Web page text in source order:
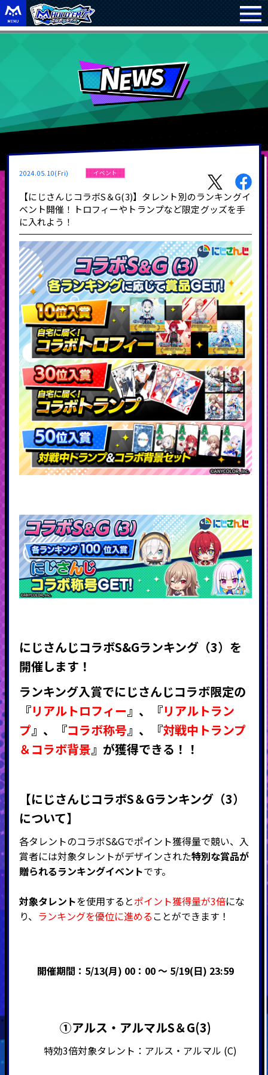
2024.05.10(Fri) イベント
【にじさんじコラボS＆G(3)】タレント別のランキングイ
ベント開催！トロフィーやトランプなど限定グッズを手
に入れよう！
にじさんじコラボS&Gランキング（3） を
開催します！
ランキング入賞でにじさんじコラボ限定の
『リアルトロフィー』 、 『リアルトラン
プ』 、 『コラボ称号』 、 『対戦中トランプ
＆コラボ背景』 が獲得できる！！
【にじさんじコラボS＆Gランキング（3）
について】
各タレントのコラボS&Gでポイント獲得量で競い、入
賞者には対象タレントがデザインされた特別な賞品が
贈られるランキングイベントです。
対象タレントを使用するとポイント獲得量が3倍にな
り、 ランキングを優位に進めることができます！
開催期間：5/13(月) 00：00 ～ 5/19(日) 23:59
➀アルス・アルマルS＆G(3)
特効3倍対象タレント：アルス・アルマル (C)